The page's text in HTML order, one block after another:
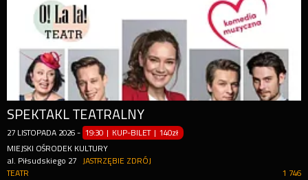
SPEKTAKL TEATRALNY
27 LISTOPADA 2026 - 19:30 | KUP-BILET |140zł
MIEJSKI OŚRODEK KULTURY
al. Piłsudskiego 27
JASTRZĘBIE ZDRÓJ
1 746
TEATR